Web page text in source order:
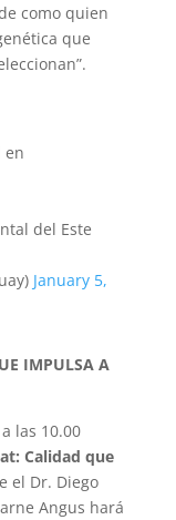
como quien
que
en
del Este
January 5,
IMPULSA A
las 10.00
Calidad que
el Dr. Diego
Angus hará